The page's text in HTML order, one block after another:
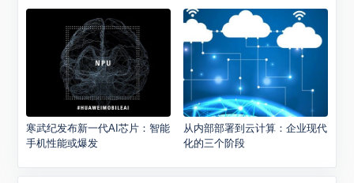
寒武纪发布新一代AI芯片：智能
手机性能或爆发
从内部部署到云计算：企业现代
化的三个阶段